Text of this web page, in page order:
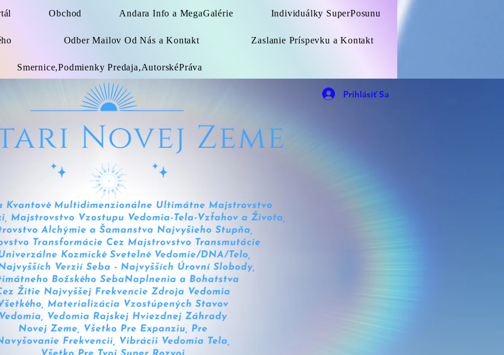
Obchod Andara Info a MegaGalérie Individuálky SuperPosunu
Odber Mailov Od Nás a Kontakt Zaslanie Príspevku a Kontakt
Smernice,Podmienky Predaja,AutorskéPráva
Prihlásiť Sa